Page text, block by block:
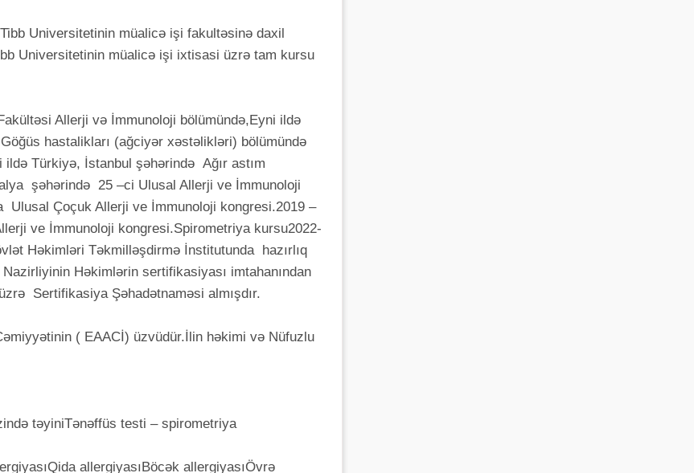
Universitetinin müalicə işi fakultəsinə daxil
Universitetinin müalicə işi ixtisasi üzrə tam kursu
Allerji və İmmunoloji bölümündə,Eyni ildə
hastalikları (ağciyər xəstəlikləri) bölümündə
Türkiyə, İstanbul şəhərində Ağır astım
şəhərində 25 –ci Ulusal Allerji ve İmmunoloji
Çoçuk Allerji ve İmmunoloji kongresi.2019 –
ve İmmunoloji kongresi.Spirometriya kursu2022-
Həkimləri Təkmilləşdirmə İnstitutunda hazırlıq
Həkimlərin sertifikasiyası imtahanından
Sertifikasiya Şəhadətnaməsi almışdır.
( EAACİ) üzvüdür.İlin həkimi və Nüfuzlu
təyiniTənəffüs testi – spirometriya
allergiyasıBöcək allergiyasıÖvrə